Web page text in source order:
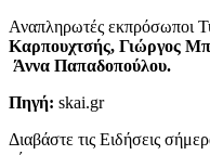
Αναπληρωτές εκπρόσωποι
Καρπουχτσής, Γιώργος
Άννα Παπαδοπούλου.
Πηγή: skai.gr
Διαβάστε τις Ειδήσεις